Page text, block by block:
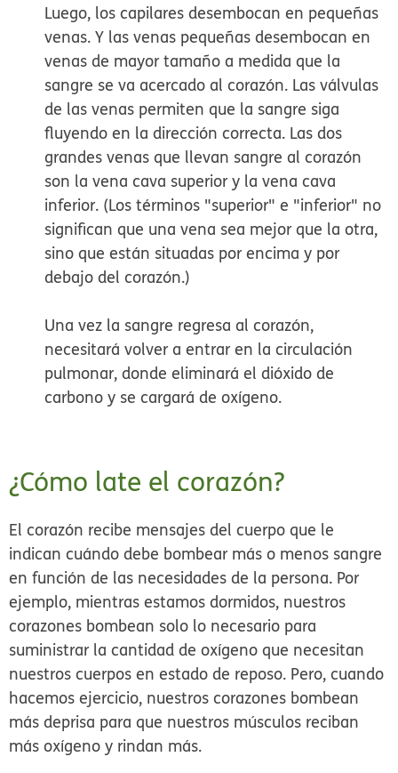
Luego, los capilares desembocan en pequeñas
venas. Y las venas pequeñas desembocan en
venas de mayor tamaño a medida que la
sangre se va acercado al corazón. Las válvulas
de las venas permiten que la sangre siga
fluyendo en la dirección correcta. Las dos
grandes venas que llevan sangre al corazón
son la vena cava superior y la vena cava
inferior. (Los términos "superior" e "inferior" no
significan que una vena sea mejor que la otra,
sino que están situadas por encima y por
debajo del corazón.)
Una vez la sangre regresa al corazón,
necesitará volver a entrar en la circulación
pulmonar, donde eliminará el dióxido de
carbono y se cargará de oxígeno.
¿Cómo late el corazón?
El corazón recibe mensajes del cuerpo que le
indican cuándo debe bombear más o menos sangre
en función de las necesidades de la persona. Por
ejemplo, mientras estamos dormidos, nuestros
corazones bombean solo lo necesario para
suministrar la cantidad de oxígeno que necesitan
nuestros cuerpos en estado de reposo. Pero, cuando
hacemos ejercicio, nuestros corazones bombean
más deprisa para que nuestros músculos reciban
más oxígeno y rindan más.